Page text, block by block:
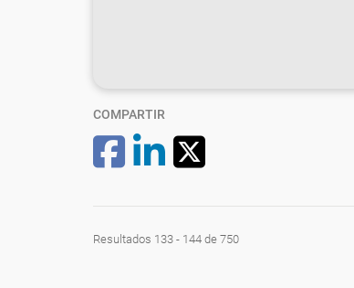
COMPARTIR
Resultados 133 - 144 de 750